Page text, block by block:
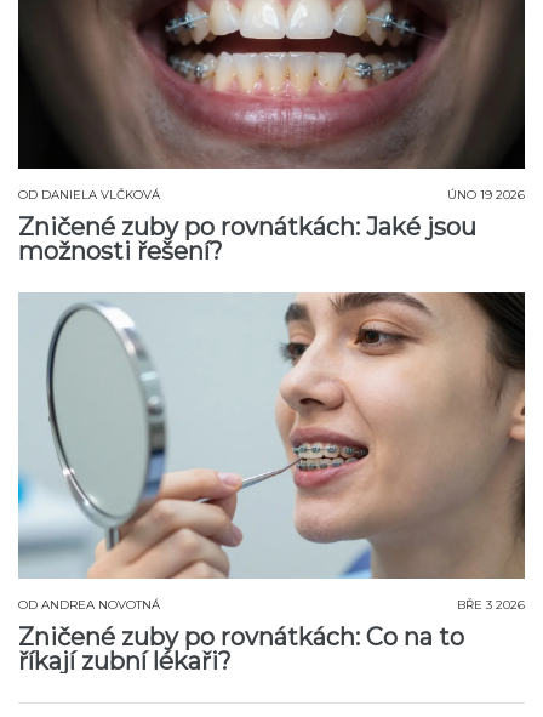
OD DANIELA VLČKOVÁ ÚNO 19 2026
Zničené zuby po rovnátkách: Jaké jsou
možnosti řešení?
OD ANDREA NOVOTNÁ BŘE 3 2026
Zničené zuby po rovnátkách: Co na to
říkají zubní lékaři?